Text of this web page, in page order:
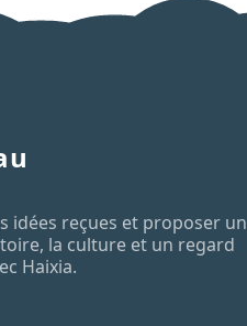
idées reçues et proposer un
la culture et un regard
Haixia.